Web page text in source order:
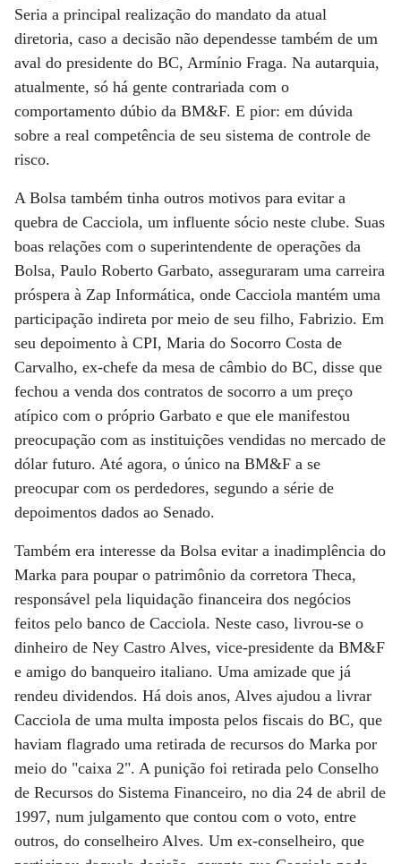
Seria a principal realização do mandato da atual
diretoria, caso a decisão não dependesse também de um
aval do presidente do BC, Armínio Fraga. Na autarquia,
atualmente, só há gente contrariada com o
comportamento dúbio da BM&F. E pior: em dúvida
sobre a real competência de seu sistema de controle de
risco.
A Bolsa também tinha outros motivos para evitar a
quebra de Cacciola, um influente sócio neste clube. Suas
boas relações com o superintendente de operações da
Bolsa, Paulo Roberto Garbato, asseguraram uma carreira
próspera à Zap Informática, onde Cacciola mantém uma
participação indireta por meio de seu filho, Fabrizio. Em
seu depoimento à CPI, Maria do Socorro Costa de
Carvalho, ex-chefe da mesa de câmbio do BC, disse que
fechou a venda dos contratos de socorro a um preço
atípico com o próprio Garbato e que ele manifestou
preocupação com as instituições vendidas no mercado de
dólar futuro. Até agora, o único na BM&F a se
preocupar com os perdedores, segundo a série de
depoimentos dados ao Senado.
Também era interesse da Bolsa evitar a inadimplência do
Marka para poupar o patrimônio da corretora Theca,
responsável pela liquidação financeira dos negócios
feitos pelo banco de Cacciola. Neste caso, livrou-se o
dinheiro de Ney Castro Alves, vice-presidente da BM&F
e amigo do banqueiro italiano. Uma amizade que já
rendeu dividendos. Há dois anos, Alves ajudou a livrar
Cacciola de uma multa imposta pelos fiscais do BC, que
haviam flagrado uma retirada de recursos do Marka por
meio do "caixa 2". A punição foi retirada pelo Conselho
de Recursos do Sistema Financeiro, no dia 24 de abril de
1997, num julgamento que contou com o voto, entre
outros, do conselheiro Alves. Um ex-conselheiro, que